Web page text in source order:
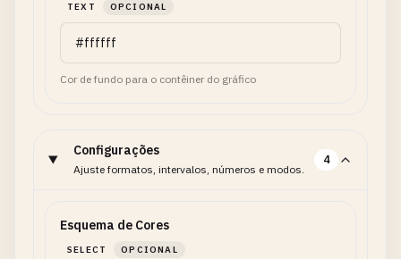
TEXT OPCIONAL
Cor de fundo para o contêiner do gráfico
Configurações
Ajuste formatos, intervalos, números e modos.
4
Esquema de Cores
SELECT OPCIONAL